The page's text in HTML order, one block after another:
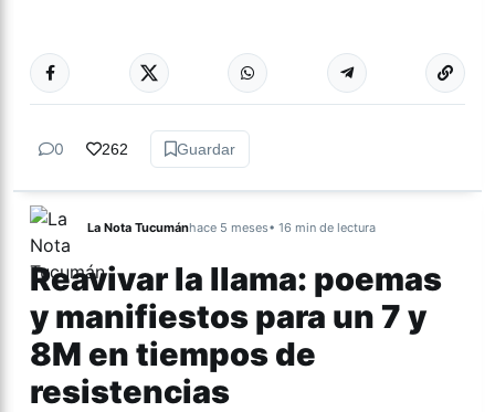
ACTUALIDAD Más
0 262 Guardar
La Nota Tucumánhace 5 meses• 16 min de lectura
Reavivar la llama: poemas
y manifiestos para un 7 y
8M en tiempos de
resistencias